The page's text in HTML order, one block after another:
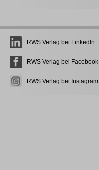
RWS Verlag bei LinkedIn
RWS Verlag bei Facebook
RWS Verlag bei Instagram